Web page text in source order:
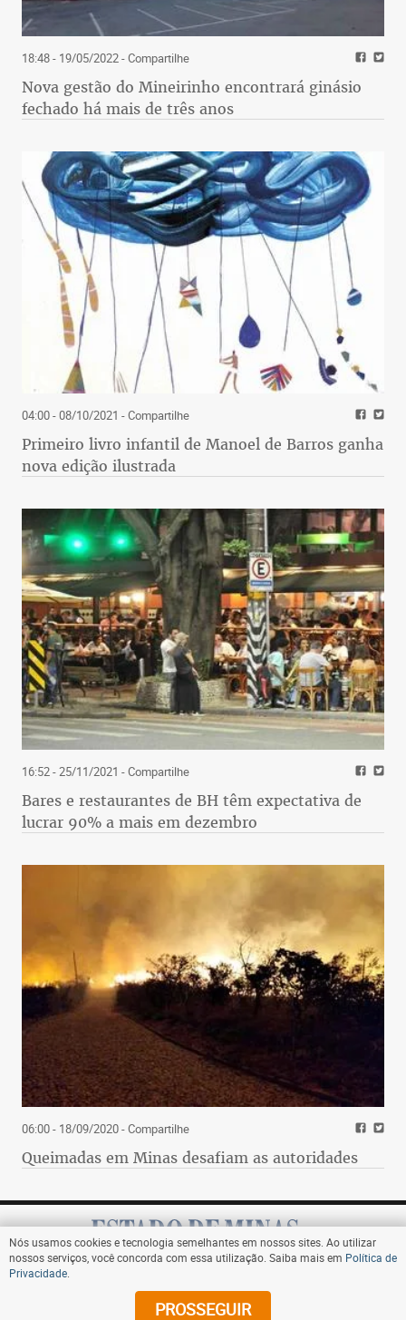
Nós usamos cookies e tecnologia semelhantes em nossos sites. Ao utilizar
nossos serviços, você concorda com essa utilização. Saiba mais em Política de
Privacidade
PROSSEGUIR
18:48 - 19/05/2022- Compartilhe
Nova gestão do Mineirinho encontrará ginásio
fechado há mais de três anos
04:00 - 08/10/2021 - Compartilhe
Primeiro livro infantil de Manoel de Barros ganha
nova edição ilustrada
16:52 - 25/11/2021 - Compartilhe
Bares e restaurantes de BH têm expectativa de
lucrar 90% a mais em dezembro
06:00 - 18/09/2020- Compartilhe
Queimadas em Minas desafiam as autoridades
Assine